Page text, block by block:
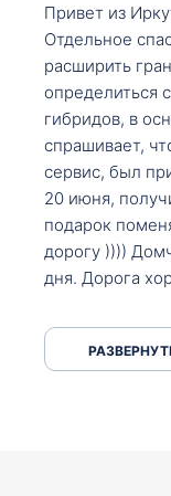
Привет из
Отдельное
расширить
определиться
гибридов, в
спрашивает,
сервис, был
20 июня,
подарок
дорогу ))))
дня. Дорога
серпантинах